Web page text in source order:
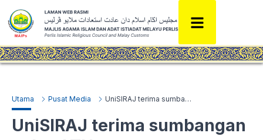
Utama Pusat Media UniSIRAJ terima sumbangan zakat LTH
UniSIRAJ terima sumbangan